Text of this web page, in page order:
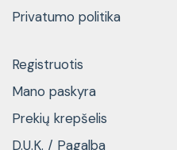
Privatumo politika
Registruotis
Mano paskyra
Prekių krepšelis
D.U.K. / Pagalba